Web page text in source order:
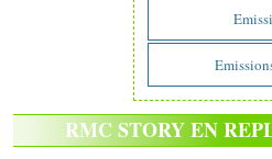
RMC STORY EN